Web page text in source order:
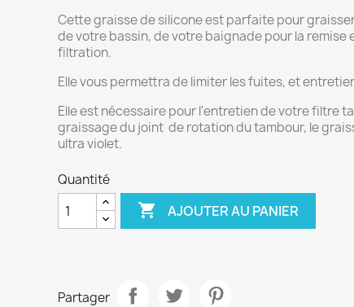
Cette graisse de silicone est parfaite pour
de votre bassin, de votre baignade pour la remise
filtration.
Elle vous permettra de limiter les fuites, et
Elle est nécessaire pour l'entretien de votre filtre
graissage du joint de rotation du tambour, le
ultra violet.
Quantité
 AJOUTER AU PANIER
Partager